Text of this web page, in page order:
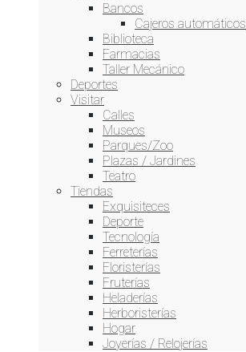
Bancos
Cajeros automáticos
Biblioteca
Farmacias
Taller Mecánico
Deportes
Visitar
Calles
Museos
Parques/Zoo
Plazas / Jardines
Teatro
Tiendas
Exquisiteces
Deporte
Tecnología
Ferreterías
Floristerías
Fruterías
Heladerías
Herboristerías
Hogar
Joyerías / Relojerías